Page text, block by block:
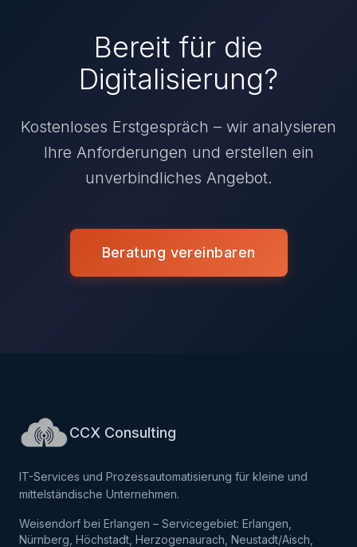
Bereit für die
Digitalisierung?
Kostenloses Erstgespräch – wir analysieren
Ihre Anforderungen und erstellen ein
unverbindliches Angebot.
Beratung vereinbaren
CCX Consulting
IT-Services und Prozessautomatisierung für kleine und
mittelständische Unternehmen.
Weisendorf bei Erlangen – Servicegebiet: Erlangen,
Nürnberg, Höchstadt, Herzogenaurach, Neustadt/Aisch,